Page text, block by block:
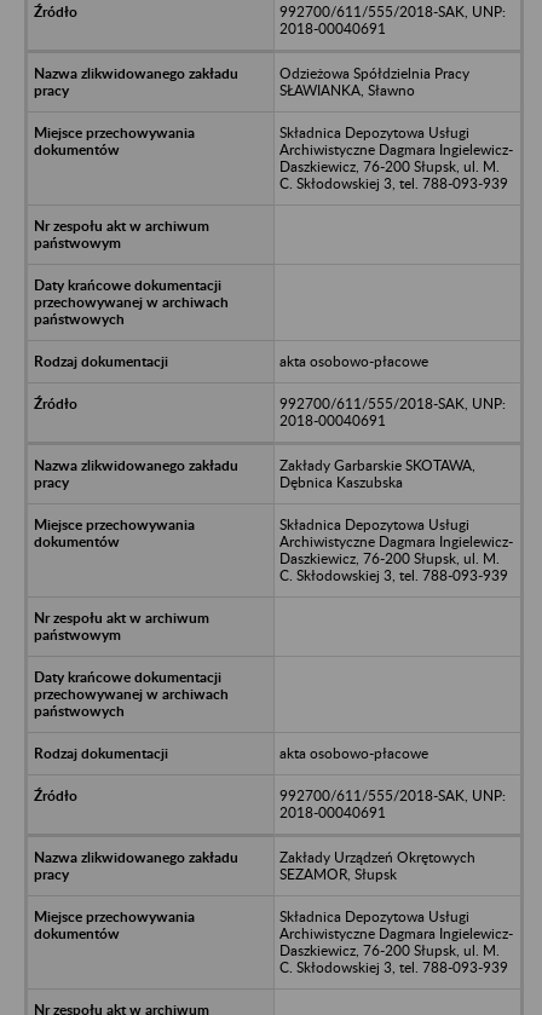
992700/611/555/2018-SAK, UNP:
2018-00040691
Odzieżowa Spółdzielnia Pracy
SŁAWIANKA, Sławno
Składnica Depozytowa Usługi
Archiwistyczne Dagmara Ingielewicz-
Daszkiewicz, 76-200 Słupsk, ul. M.
C. Skłodowskiej 3, tel. 788-093-939
akta osobowo-płacowe
992700/611/555/2018-SAK, UNP:
2018-00040691
Zakłady Garbarskie SKOTAWA,
Dębnica Kaszubska
Składnica Depozytowa Usługi
Archiwistyczne Dagmara Ingielewicz-
Daszkiewicz, 76-200 Słupsk, ul. M.
C. Skłodowskiej 3, tel. 788-093-939
akta osobowo-płacowe
992700/611/555/2018-SAK, UNP:
2018-00040691
Zakłady Urządzeń Okrętowych
SEZAMOR, Słupsk
Składnica Depozytowa Usługi
Archiwistyczne Dagmara Ingielewicz-
Daszkiewicz, 76-200 Słupsk, ul. M.
C. Skłodowskiej 3, tel. 788-093-939